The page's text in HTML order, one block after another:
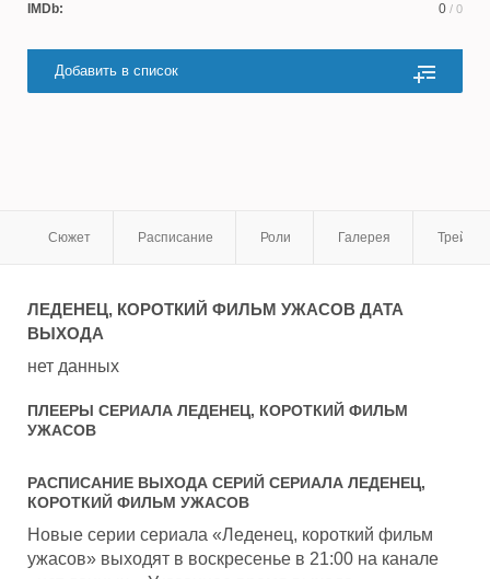
IMDb: 0 / 0
Добавить в список
Сюжет Расписание Роли Галерея
ЛЕДЕНЕЦ, КОРОТКИЙ ФИЛЬМ УЖАСОВ ДАТА
ВЫХОДА
нет данных
ПЛЕЕРЫ СЕРИАЛА ЛЕДЕНЕЦ, КОРОТКИЙ ФИЛЬМ
УЖАСОВ
РАСПИСАНИЕ ВЫХОДА СЕРИЙ СЕРИАЛА ЛЕДЕНЕЦ,
КОРОТКИЙ ФИЛЬМ УЖАСОВ
Новые серии сериала «Леденец, короткий фильм
ужасов» выходят в воскресенье в 21:00 на канале